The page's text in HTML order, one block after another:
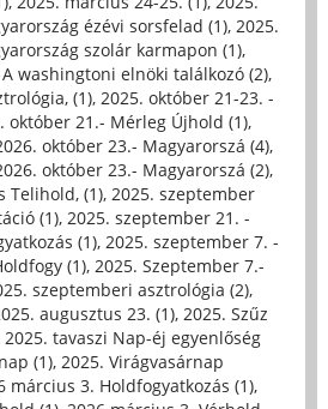
ézévi sorsfelad (1), 2025.
szolár karmapon (1),
washingtoni elnöki találkozó (2),
(1), 2025. október 21-23. -
október 21.- Mérleg Újhold (1),
október 23.- Magyarorszá (4),
október 23.- Magyarorszá (2),
Telihold, (1), 2025. szeptember
(1), 2025. szeptember 21. -
(1), 2025. szeptember 7. -
(1), 2025. Szeptember 7.-
szeptemberi asztrológia (2),
augusztus 23. (1), 2025. Szűz
2025. tavaszi Nap-éj egyenlőség
(1), 2025. Virágvasárnap
március 3. Holdfogyatkozás (1),